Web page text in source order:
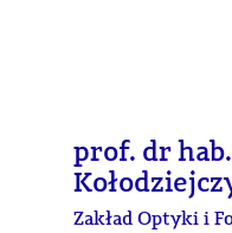
prof. dr
Zakład Optyki i